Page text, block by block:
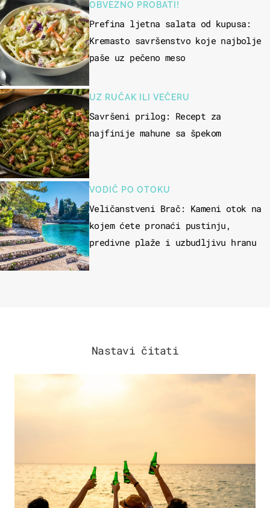
OBVEZNO PROBATI!
Prefina ljetna salata od kupusa:
Kremasto savršenstvo koje najbolje
paše uz pečeno meso
UZ RUČAK ILI VEČERU
Savršeni prilog: Recept za
najfinije mahune sa špekom
VODIČ PO OTOKU
Veličanstveni Brač: Kameni otok na
kojem ćete pronaći pustinju,
predivne plaže i uzbudljivu hranu
Nastavi čitati